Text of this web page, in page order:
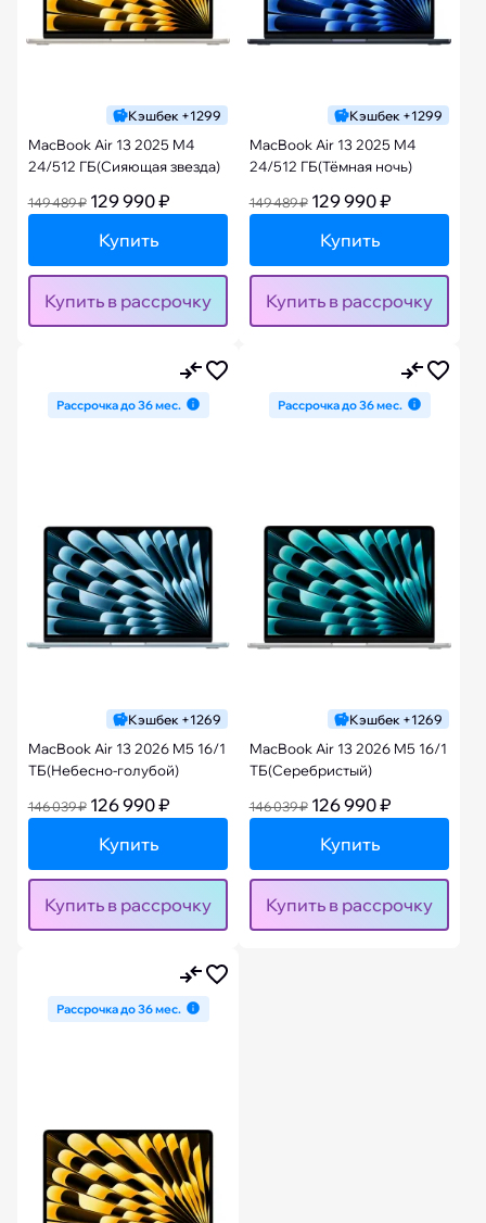
Кэшбек +1299
MacBook Air 13 2025 M4
24/512 ГБ(Сияющая звезда)
149 489 ₽ 129 990 ₽
Купить
Купить в рассрочку
Кэшбек +1299
MacBook Air 13 2025 M4
24/512 ГБ(Тёмная ночь)
149 489 ₽ 129 990 ₽
Купить
Купить в рассрочку
Рассрочка до 36 мес.
Кэшбек +1269
MacBook Air 13 2026 M5 16/1
ТБ(Небесно-голубой)
146 039 ₽ 126 990 ₽
Купить
Купить в рассрочку
Рассрочка до 36 мес.
Кэшбек +1269
MacBook Air 13 2026 M5 16/1
ТБ(Серебристый)
146 039 ₽ 126 990 ₽
Купить
Купить в рассрочку
Рассрочка до 36 мес.